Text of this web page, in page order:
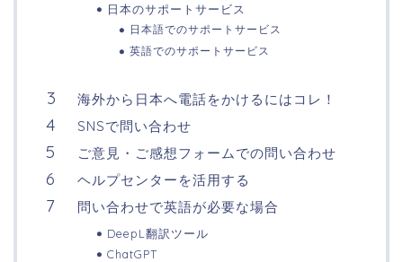
日本のサポートサービス
日本語でのサポートサービス
英語でのサポートサービス
海外から日本へ電話をかけるにはコレ！
SNSで問い合わせ
ご意見・ご感想フォームでの問い合わせ
ヘルプセンターを活用する
問い合わせで英語が必要な場合
DeepL翻訳ツール
ChatGPT